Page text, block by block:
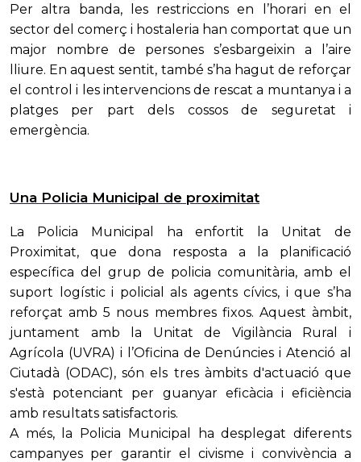
Per altra banda, les restriccions en l’horari en el
sector del comerç i hostaleria han comportat que un
major nombre de persones s’esbargeixin a l’aire
lliure. En aquest sentit, també s’ha hagut de reforçar
el control i les intervencions de rescat a muntanya i a
platges per part dels cossos de seguretat i
emergència.
Una Policia Municipal de proximitat
La Policia Municipal ha enfortit la Unitat de
Proximitat, que dona resposta a la planificació
específica del grup de policia comunitària, amb el
suport logístic i policial als agents cívics, i que s’ha
reforçat amb 5 nous membres fixos. Aquest àmbit,
juntament amb la Unitat de Vigilància Rural i
Agrícola (UVRA) i l’Oficina de Denúncies i Atenció al
Ciutadà (ODAC), són els tres àmbits d'actuació que
s'està potenciant per guanyar eficàcia i eficiència
amb resultats satisfactoris.
A més, la Policia Municipal ha desplegat diferents
campanyes per garantir el civisme i convivència a